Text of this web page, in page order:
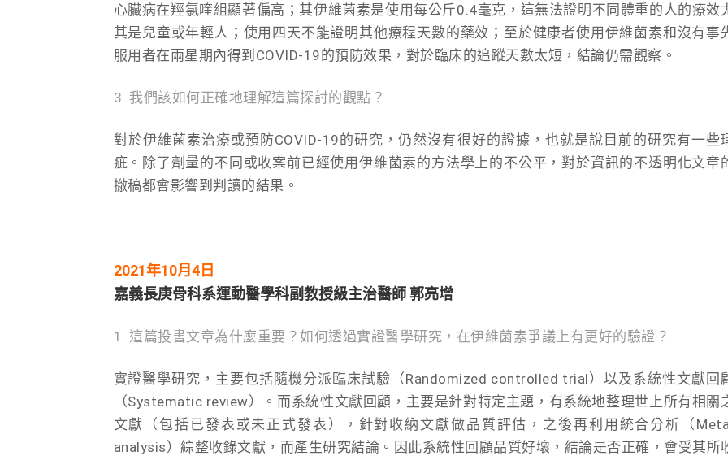
心臟病在羥氯喹組顯著偏高；其伊維菌素是使用每公斤0.4毫克，這無法證明不同體重的人的療效
其是兒童或年輕人；使用四天不能證明其他療程天數的藥效；至於健康者使用伊維菌素和沒有事
服用者在兩星期內得到COVID-19的預防效果，對於臨床的追蹤天數太短，結論仍需觀察。
3. 我們該如何正確地理解這篇探討的觀點？
對於伊維菌素治療或預防COVID-19的研究，仍然沒有很好的證據，也就是說目前的研究有一些
疵。除了劑量的不同或收案前已經使用伊維菌素的方法學上的不公平，對於資訊的不透明化文章
撤稿都會影響到判讀的結果。
2021年10月4日
嘉義長庚骨科系運動醫學科副教授級主治醫師 郭亮增
1. 這篇投書文章為什麼重要？如何透過實證醫學研究，在伊維菌素爭議上有更好的驗證？
實證醫學研究，主要包括隨機分派臨床試驗（Randomized controlled trial）以及系統性文獻回
（Systematic review）。而系統性文獻回顧，主要是針對特定主題，有系統地整理世上所有相關
文獻（包括已發表或未正式發表），針對收納文獻做品質評估，之後再利用統合分析（
analysis）綜整收錄文獻，而產生研究結論。因此系統性回顧品質好壞，結論是否正確，會受其所